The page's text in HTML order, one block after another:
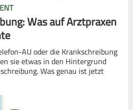
Was auf Arztpraxen
AU oder die Krankschreibung
sie etwas in den Hintergrund
Was genau ist jetzt